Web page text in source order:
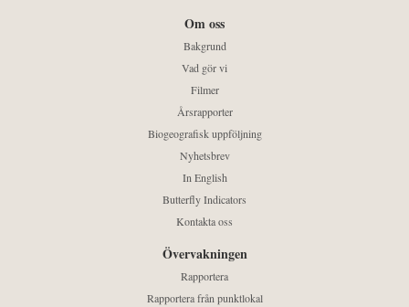
Om oss
Bakgrund
Vad gör vi
Filmer
Årsrapporter
Biogeografisk uppföljning
Nyhetsbrev
In English
Butterfly Indicators
Kontakta oss
Övervakningen
Rapportera
Rapportera från punktlokal